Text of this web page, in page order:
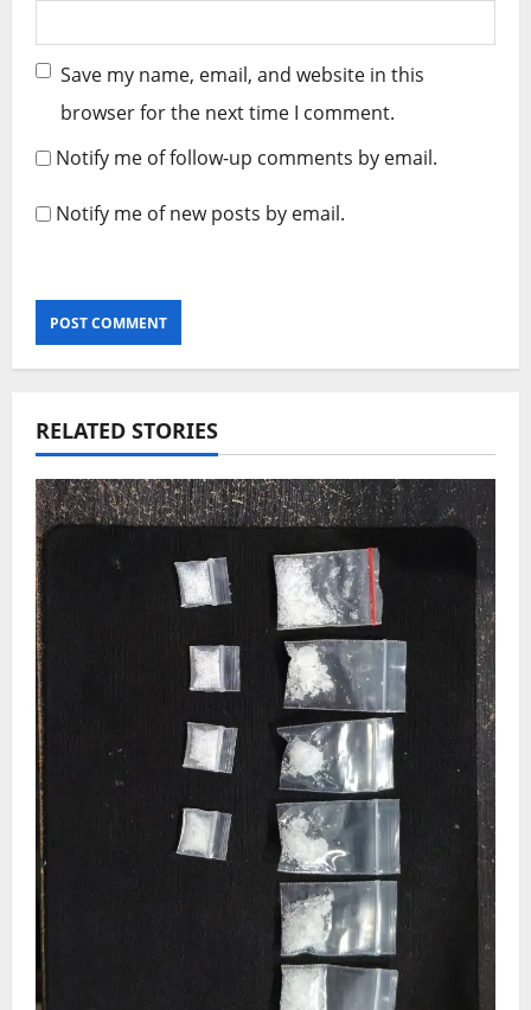
Save my name, email, and website in this
browser for the next time I comment.
Notify me of follow-up comments by email.
Notify me of new posts by email.
RELATED STORIES